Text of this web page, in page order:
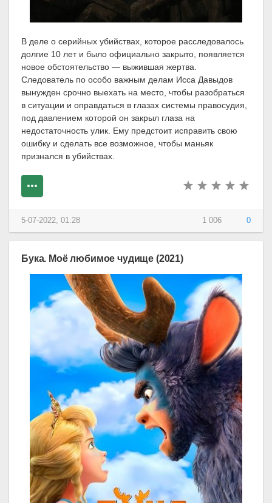
В деле о серийных убийствах, которое расследовалось
долгие 10 лет и было официально закрыто, появляется
новое обстоятельство — выжившая жертва.
Следователь по особо важным делам Исса Давыдов
вынужден срочно выехать на место, чтобы разобраться
в ситуации и оправдаться в глазах системы правосудия,
под давлением которой он закрыл глаза на
недостаточность улик. Ему предстоит исправить свою
ошибку и сделать все возможное, чтобы маньяк
признался в убийствах.
1 006 0
5-07-2022, 01:28
Бука. Моё любимое чудище (2021)